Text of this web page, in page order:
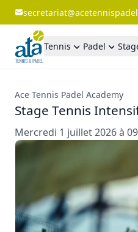
Tennis Padel
Ace Tennis Padel Academy
Stage Tennis
Mercredi 1 juillet 2026 à